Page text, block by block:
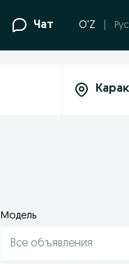
Чат O'Z Рус
Модель
Все объявления